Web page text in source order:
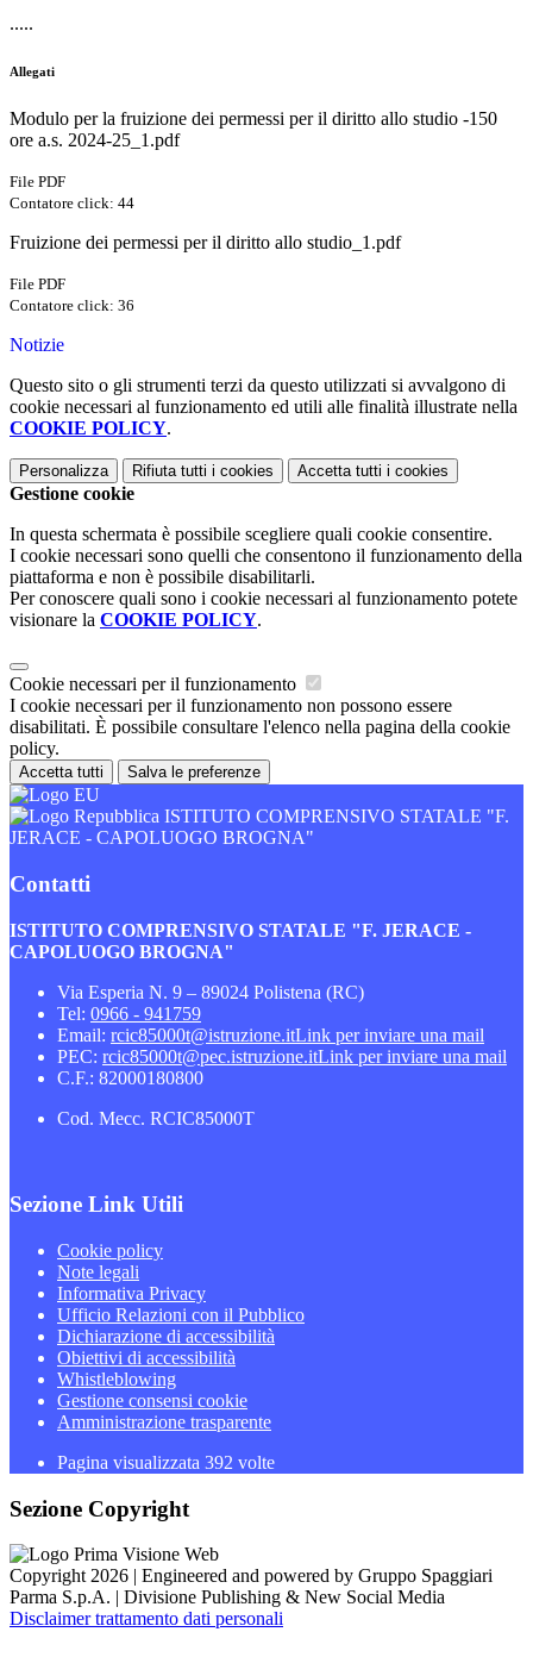
.....
Allegati
Modulo per la fruizione dei permessi per il diritto allo studio -150
ore a.s. 2024-25_1.pdf
File PDF
Contatore click: 44
Fruizione dei permessi per il diritto allo studio_1.pdf
File PDF
Contatore click: 36
Notizie
Questo sito o gli strumenti terzi da questo utilizzati si avvalgono di
cookie necessari al funzionamento ed utili alle finalità illustrate nella
COOKIE POLICY.
Personalizza Rifiuta tutti i cookies Accetta tutti i cookies
Gestione cookie
In questa schermata è possibile scegliere quali cookie consentire.
I cookie necessari sono quelli che consentono il funzionamento della
piattaforma e non è possibile disabilitarli.
Per conoscere quali sono i cookie necessari al funzionamento potete
visionare la COOKIE POLICY.
Cookie necessari per il funzionamento
I cookie necessari per il funzionamento non possono essere
disabilitati. È possibile consultare l'elenco nella pagina della cookie
policy.
Accetta tutti Salva le preferenze
ISTITUTO COMPRENSIVO STATALE "F.
JERACE - CAPOLUOGO BROGNA"
Contatti
ISTITUTO COMPRENSIVO STATALE "F. JERACE -
CAPOLUOGO BROGNA"
Via Esperia N. 9 – 89024 Polistena (RC)
Tel: 0966 - 941759
Email: rcic85000t@istruzione.itLink per inviare una mail
PEC: rcic85000t@pec.istruzione.itLink per inviare una mail
C.F.: 82000180800
Cod. Mecc. RCIC85000T
Sezione Link Utili
Cookie policy
Note legali
Informativa Privacy
Ufficio Relazioni con il Pubblico
Dichiarazione di accessibilità
Obiettivi di accessibilità
Whistleblowing
Gestione consensi cookie
Amministrazione trasparente
Pagina visualizzata 392 volte
Sezione Copyright
Copyright 2026 | Engineered and powered by Gruppo Spaggiari
Parma S.p.A. | Divisione Publishing & New Social Media
Disclaimer trattamento dati personali